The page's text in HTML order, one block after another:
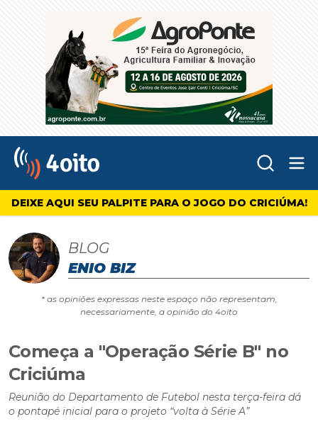
4oito
DEIXE AQUI SEU PALPITE PARA O JOGO DO CRICIÚMA!
BLOG
ENIO BIZ
* as opiniões expressas neste espaço não representam,
necessariamente, a opinião do 4oito
Começa a "Operação Série B" no
Criciúma
Reunião do Departamento de Futebol nesta terça-feira dá
o pontapé inicial para o projeto “volta à Série A”